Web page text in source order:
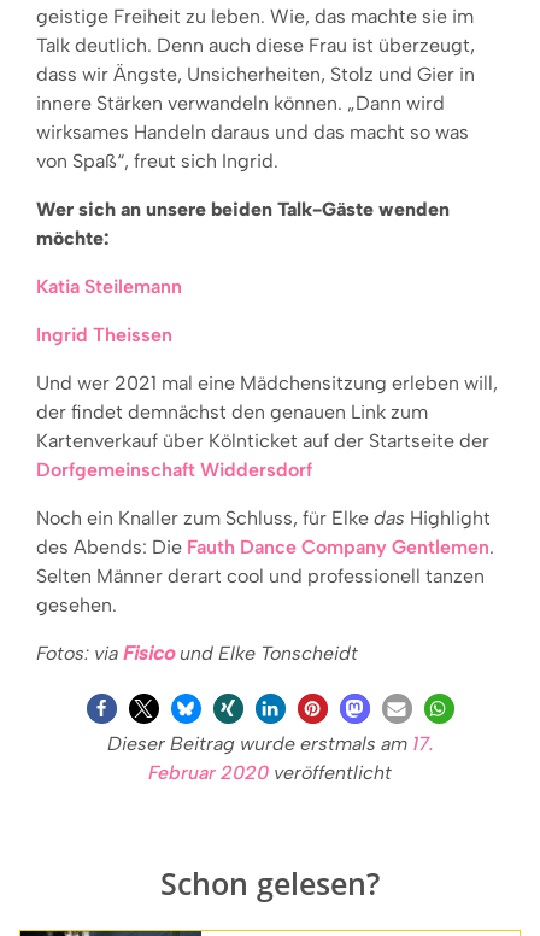
geistige Freiheit zu leben. Wie, das machte sie im
Talk deutlich. Denn auch diese Frau ist überzeugt,
dass wir Ängste, Unsicherheiten, Stolz und Gier in
innere Stärken verwandeln können. „Dann wird
wirksames Handeln daraus und das macht so was
von Spaß“, freut sich Ingrid.
Wer sich an unsere beiden Talk-Gäste wenden
möchte:
Katia Steilemann
Ingrid Theissen
Und wer 2021 mal eine Mädchensitzung erleben will,
der findet demnächst den genauen Link zum
Kartenverkauf über Kölnticket auf der Startseite der
Dorfgemeinschaft Widdersdorf
Noch ein Knaller zum Schluss, für Elke das Highlight
des Abends: Die Fauth Dance Company Gentlemen.
Selten Männer derart cool und professionell tanzen
gesehen.
Fotos: via Fisicound Elke Tonscheidt
Dieser Beitrag wurde erstmals am 17.
Februar 2020 veröffentlicht
Schon gelesen?